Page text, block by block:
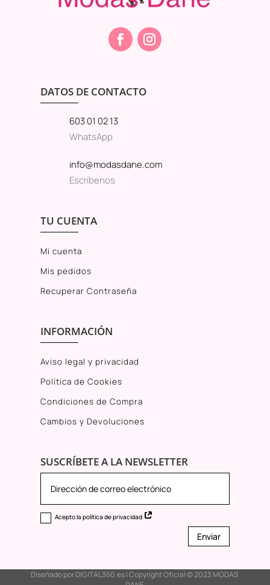
DATOS DE CONTACTO
603 01 02 13
WhatsApp
info@modasdane.com
Escríbenos
TU CUENTA
Mi cuenta
Mis pedidos
Recuperar Contraseña
INFORMACIÓN
Aviso legal y privacidad
Política de Cookies
Condiciones de Compra
Cambios y Devoluciones
SUSCRÍBETE A LA NEWSLETTER
Acepto la política de privacidad
Enviar
Diseñado porDIGITAL360.esI Copyright Oficial © 2023 MODAS